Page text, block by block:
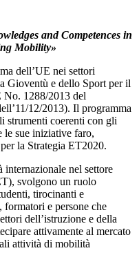
and Competences in
Mobility»
dell’UE nei settori
Gioventù e dello Sport per il
No. 1288/2013 del
12/2013). Il programma
strumenti coerenti con gli
le sue iniziative faro,
la Strategia ET2020.
nel settore
svolgono un ruolo
tirocinanti e
formatori e persone che
dell’istruzione e della
attivamente al mercato
attività di mobilità